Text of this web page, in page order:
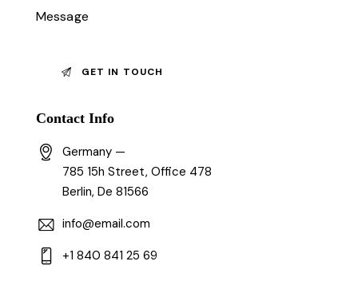
Contact Info
Germany —
785 15h Street, Office 478
Berlin, De 81566
info@email.com
+1 840 841 25 69